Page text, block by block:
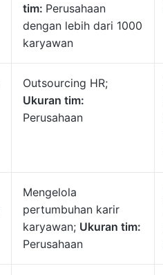
tim: Perusahaan
dengan lebih dari 1000
karyawan
Outsourcing HR;
Ukuran tim:
Perusahaan
Mengelola
pertumbuhan karir
karyawan; Ukuran tim:
Perusahaan